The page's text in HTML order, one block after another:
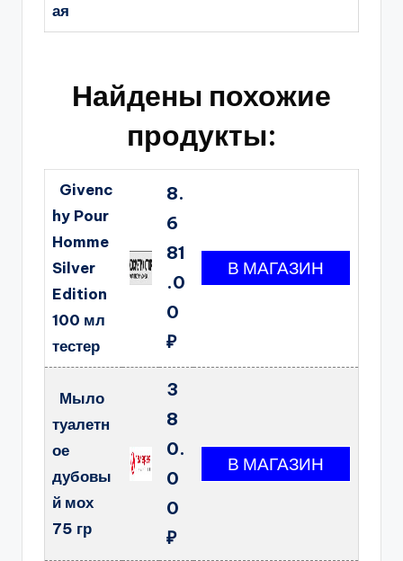
ая
Найдены похожие
продукты:
Givenc
hy Pour
Homme
Silver
Edition
100 мл
тестер
8.
6
81
.0
0
₽
Мыло
туалетн
ое
дубовы
й мох
75 гр
3
8
0.
0
0
₽